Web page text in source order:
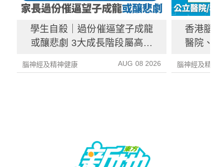
學生自殺｜過份催逼望子成龍
或釀悲劇 3大成長階段屬高危
腦神經及精神健康 AUG 08 2026
香港腦
醫院、
腦神經及精神